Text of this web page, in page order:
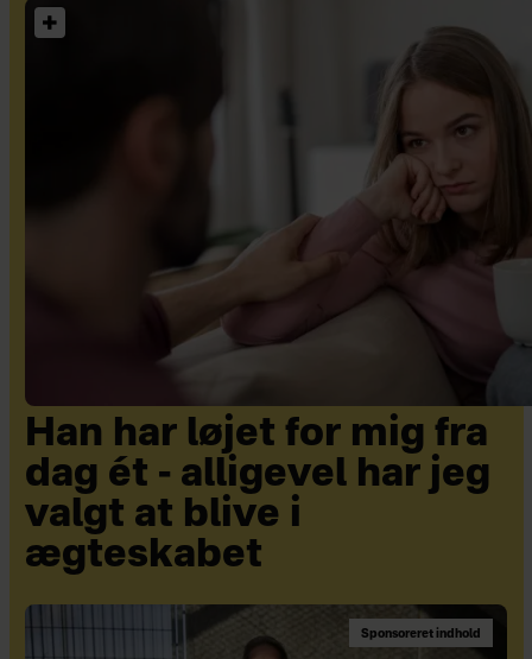
Han har løjet for mig fra
dag ét - alligevel har jeg
valgt at blive i
ægteskabet
Sponsoreret indhold